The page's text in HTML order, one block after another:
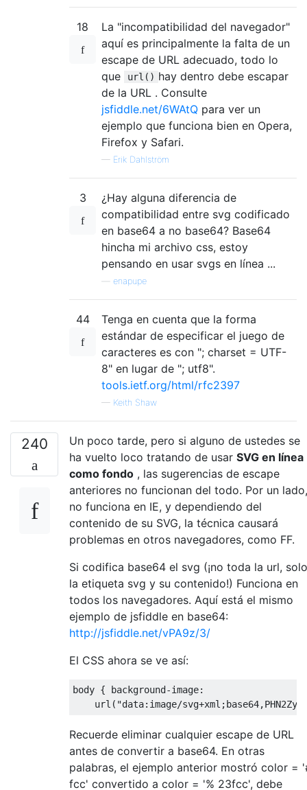
18
La "incompatibilidad del navegador"
aquí es principalmente la falta de un
escape de URL adecuado, todo lo
que
url() hay dentro debe escapar
de la URL . Consulte
jsfiddle.net/6WAtQ para ver un
ejemplo que funciona bien en Opera,
Firefox y Safari.
— Erik Dahlström
3
¿Hay alguna diferencia de
compatibilidad entre svg codificado
en base64 a no base64? Base64
hincha mi archivo css, estoy
pensando en usar svgs en línea ...
enapupe
44
Tenga en cuenta que la forma
estándar de especificar el juego de
caracteres es con "; charset = UTF-
8" en lugar de "; utf8".
tools.ietf.org/html/rfc2397
— Keith Shaw
240
Un poco tarde, pero si alguno de ustedes se
ha vuelto loco tratando de usar SVG en línea
como fondo , las sugerencias de escape
anteriores no funcionan del todo. Por un lado,
no funciona en IE, y dependiendo del
contenido de su SVG, la técnica causará
problemas en otros navegadores, como FF.
Si codifica base64 el svg (¡no toda la url, solo
la etiqueta svg y su contenido!) Funciona en
todos los navegadores. Aquí está el mismo
ejemplo de jsfiddle en base64:
http://jsfiddle.net/vPA9z/3/
El CSS ahora se ve así:
body { background-image:
    url
( "data:image/
Recuerde eliminar cualquier escape de URL
antes de convertir a base64. En otras
palabras, el ejemplo anterior mostró color =
fcc' convertido a color = '% 23fcc', debe